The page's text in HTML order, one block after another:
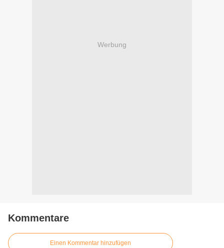
Werbung
Kommentare
Einen Kommentar hinzufügen